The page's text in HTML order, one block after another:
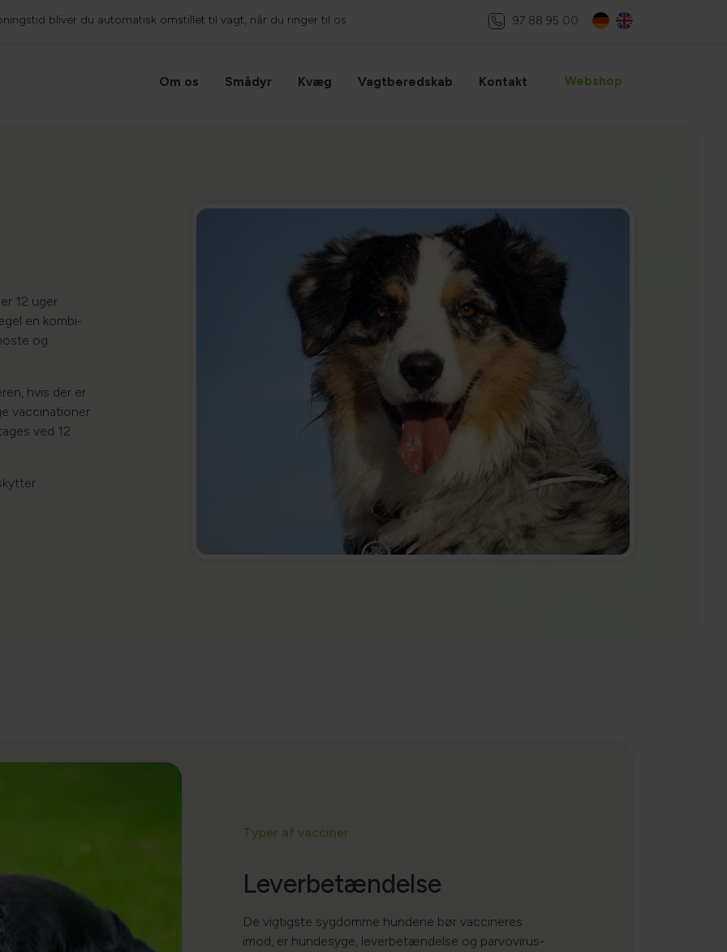
bliver du automatisk omstillet til vagt, når du ringer til os 97 88 95 00
Om os Smådyr Kvæg Vagtberedskab Kontakt Webshop
12 uger
en kombi-
og
hvis der er
vaccinationer
ved 12
Typer af vacciner
Leverbetændelse
De vigtigste sygdomme hundene bør vaccineres
imod, er hundesyge, leverbetændelse og parvovirus-